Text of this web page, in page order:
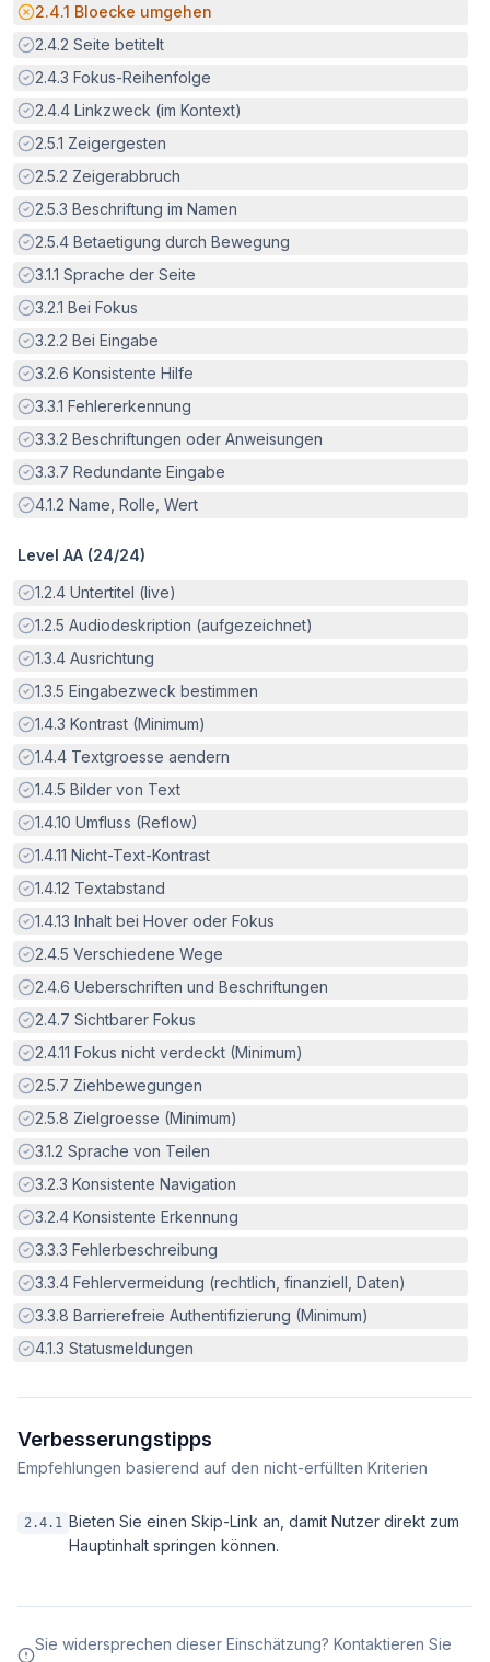
Potenzielle Barriere:
2.4.1 Bloecke umgehen
Erfüllt:
2.4.2 Seite betitelt
Erfüllt:
2.4.3 Fokus-Reihenfolge
Erfüllt:
2.4.4 Linkzweck (im Kontext)
Erfüllt:
2.5.1 Zeigergesten
Erfüllt:
2.5.2 Zeigerabbruch
Erfüllt:
2.5.3 Beschriftung im Namen
Erfüllt:
2.5.4 Betaetigung durch Bewegung
Erfüllt:
3.1.1 Sprache der Seite
Erfüllt:
3.2.1 Bei Fokus
Erfüllt:
3.2.2 Bei Eingabe
Erfüllt:
3.2.6 Konsistente Hilfe
Erfüllt:
3.3.1 Fehlererkennung
Erfüllt:
3.3.2 Beschriftungen oder Anweisungen
Erfüllt:
3.3.7 Redundante Eingabe
Erfüllt:
4.1.2 Name, Rolle, Wert
Level AA (24/24)
Erfüllt:
1.2.4 Untertitel (live)
Erfüllt:
1.2.5 Audiodeskription (aufgezeichnet)
Erfüllt:
1.3.4 Ausrichtung
Erfüllt:
1.3.5 Eingabezweck bestimmen
Erfüllt:
1.4.3 Kontrast (Minimum)
Erfüllt:
1.4.4 Textgroesse aendern
Erfüllt:
1.4.5 Bilder von Text
Erfüllt:
1.4.10 Umfluss (Reflow)
Erfüllt:
1.4.11 Nicht-Text-Kontrast
Erfüllt:
1.4.12 Textabstand
Erfüllt:
1.4.13 Inhalt bei Hover oder Fokus
Erfüllt:
2.4.5 Verschiedene Wege
Erfüllt:
2.4.6 Ueberschriften und Beschriftungen
Erfüllt:
2.4.7 Sichtbarer Fokus
Erfüllt:
2.4.11 Fokus nicht verdeckt (Minimum)
Erfüllt:
2.5.7 Ziehbewegungen
Erfüllt:
2.5.8 Zielgroesse (Minimum)
Erfüllt:
3.1.2 Sprache von Teilen
Erfüllt:
3.2.3 Konsistente Navigation
Erfüllt:
3.2.4 Konsistente Erkennung
Erfüllt:
3.3.3 Fehlerbeschreibung
Erfüllt:
3.3.4 Fehlervermeidung (rechtlich, finanziell, Daten)
Erfüllt:
3.3.8 Barrierefreie Authentifizierung (Minimum)
Erfüllt:
4.1.3 Statusmeldungen
Verbesserungstipps
Empfehlungen basierend auf den nicht-erfüllten Kriterien
2.4.1 Bieten Sie einen Skip-Link an, damit Nutzer direkt zum
Hauptinhalt springen können.
Sie widersprechen dieser Einschätzung? Kontaktieren Sie